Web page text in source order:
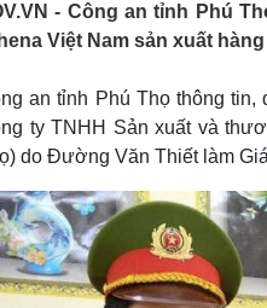
nóng
vấn luật
Việt
khỏe
dưỡng - món ngon
thuốc
phụ khoa
khoa
khoa
đẹp - giảm cân
Đời
Blog
Tình
- Công an tỉnh Phú
Việt Nam sản xuất
an tỉnh Phú Thọ thông tin,
ty TNHH Sản xuất và
do Đường Văn Thiết làm